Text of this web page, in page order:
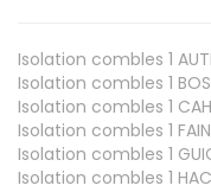
Isolation combles 1
Isolation combles 1
Isolation combles 1
Isolation combles 1
Isolation combles 1
Isolation combles 1